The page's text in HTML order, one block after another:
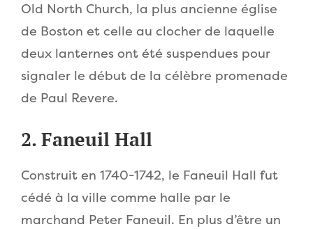
Old North Church, la plus ancienne église
de Boston et celle au clocher de laquelle
deux lanternes ont été suspendues pour
signaler le début de la célèbre promenade
de Paul Revere.
2. Faneuil Hall
Construit en 1740-1742, le Faneuil Hall fut
cédé à la ville comme halle par le
marchand Peter Faneuil. En plus d’être un